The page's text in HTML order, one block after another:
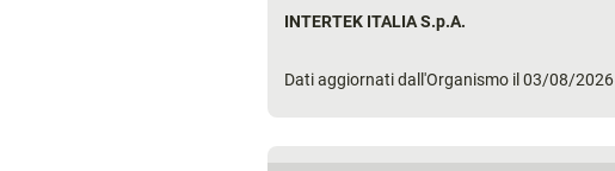
INTERTEK ITALIA S.p.A.
Dati aggiornati dall'Organismo il 03/08/2026